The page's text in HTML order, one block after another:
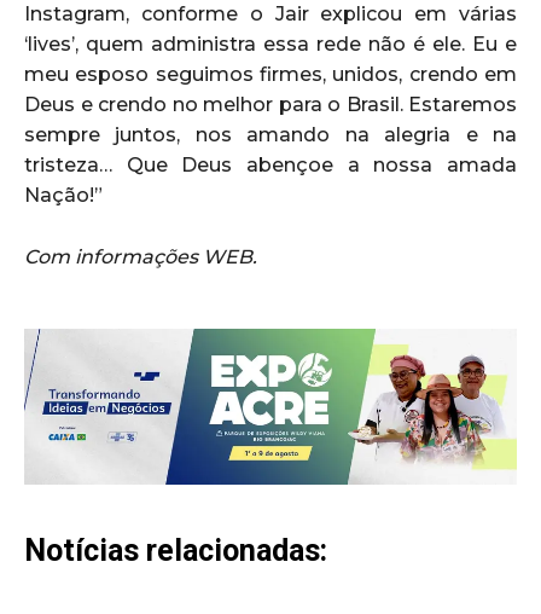
Instagram, conforme o Jair explicou em várias
‘lives’, quem administra essa rede não é ele. Eu e
meu esposo seguimos firmes, unidos, crendo em
Deus e crendo no melhor para o Brasil. Estaremos
sempre juntos, nos amando na alegria e na
tristeza… Que Deus abençoe a nossa amada
Nação!”
Com informações WEB.
Notícias relacionadas: